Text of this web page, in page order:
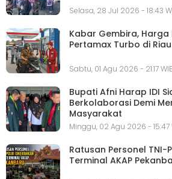
Selasa, 28 Jul 2026 - 18:43
Kabar Gembira, Harga
Pertamax Turbo di
Sabtu, 01 Agu 2026 - 21:17
Bupati Afni Harap IDI
Berkolaborasi Demi
Masyarakat
Minggu, 02 Agu 2026 - 15:47
Ratusan Personel TNI-
Terminal AKAP